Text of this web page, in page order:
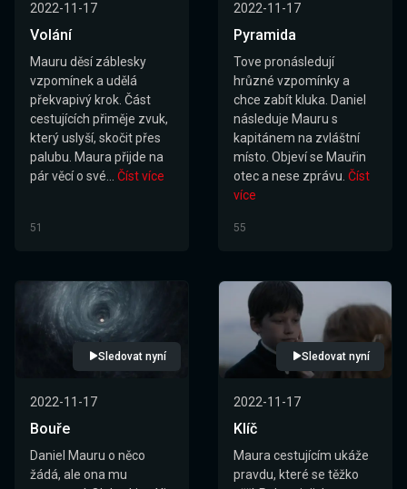
2022-11-17
Volání
Mauru děsí záblesky
vzpomínek a udělá
překvapivý krok. Část
cestujících přiměje zvuk,
který uslyší, skočit přes
palubu. Maura přijde na
pár věcí o své... Číst více
51
2022-11-17
Pyramida
Tove pronásledují
hrůzné vzpomínky a
chce zabít kluka. Daniel
následuje Mauru s
kapitánem na zvláštní
místo. Objeví se Mauřin
otec a nese zprávu. Číst
více
55
Sledovat nyní
2022-11-17
Bouře
Daniel Mauru o něco
žádá, ale ona mu
Sledovat nyní
2022-11-17
Klíč
Maura cestujícím ukáže
pravdu, které se těžko